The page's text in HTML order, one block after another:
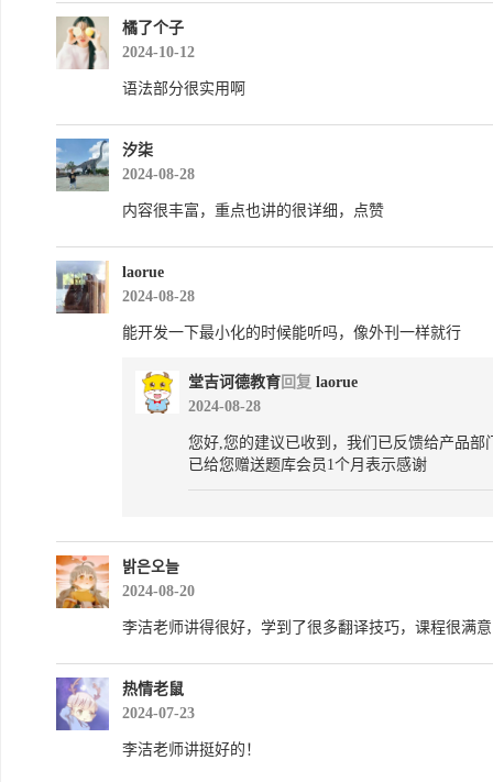
橘了个子
2024-10-12
语法部分很实用啊
汐柒
2024-08-28
内容很丰富，重点也讲的很详细，点赞
laorue
2024-08-28
能开发一下最小化的时候能听吗，像外刊一样就行
堂吉诃德教育 回复 laorue
2024-08-28
您好,您的建议已收到，我们已反馈给产品
已给您赠送题库会员1个月表示感谢
밝은오늘
2024-08-20
李洁老师讲得很好，学到了很多翻译技巧，课程很满
热情老鼠
2024-07-23
李洁老师讲挺好的！